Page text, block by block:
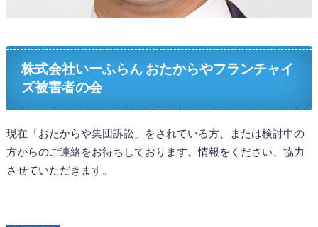
株式会社いーふらん おたからやフランチャイ
ズ被害者の会
現在「おたからや集団訴訟」をされている方、または検討中の
方からのご連絡をお待ちしております。情報をください、協力
させていただきます。